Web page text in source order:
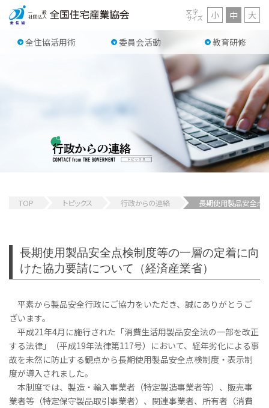
全住協活用術 委員会活動 教育研修
文字
サイズ 小 中 大
TOP トピックス 行政からの連絡 長期使用製品安全点
長期使用製品安全点検制度等の一層の定着に向
けた協力要請について（経済産業省）
平素から製品安全行政にご協力をいただき、誠にありがとうご
ざいます。
平成21年4月に施行された「消費生活用製品安全法の一部を改正
する法律」（平成19年法律第117号）において、経年劣化による事
故を未然に防止する観点から長期使用製品安全点検制度・表示制
度が導入されました。
本制度では、製造・輸入事業者（特定製造事業者等）、販売事
業者等（特定保守製品取引事業者）、関連事業者、所有者（消費